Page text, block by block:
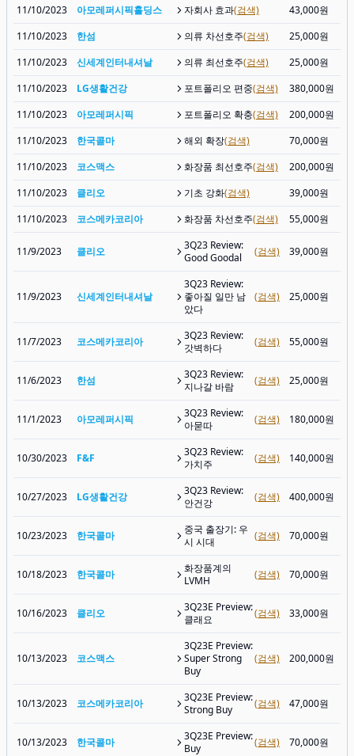
11/10/2023 아모레퍼시픽홀딩스 자회사 효과(검색) 43,000원
11/10/2023
한섬 의류 차선호주(검색) 25,000원
11/10/2023
신세계인터내셔날 의류 최선호주(검색) 25,000원
11/10/2023
LG생활건강 포트폴리오 편중(검색) 380,000원
11/10/2023
아모레퍼시픽 포트폴리오 확충(검색) 200,000원
11/10/2023
한국콜마 해외 확장(검색) 70,000원
11/10/2023
코스맥스 화장품 최선호주(검색) 200,000원
11/10/2023
클리오 기초 강화(검색) 39,000원
11/10/2023
코스메카코리아 화장품 차선호주(검색) 55,000원
11/9/2023 클리오
3Q23 Review:
Good Goodal
(검색) 39,000원
11/9/2023 신세계인터내셔날
3Q23 Review:
좋아질 일만 남
았다
(검색) 25,000원
11/7/2023 코스메카코리아
3Q23 Review:
갓벽하다
(검색) 55,000원
11/6/2023 한섬
3Q23 Review:
지나갈 바람
(검색) 25,000원
11/1/2023 아모레퍼시픽
3Q23 Review:
아묻따
(검색) 180,000원
10/30/2023 F&F
3Q23 Review:
가치주
(검색) 140,000원
10/27/2023 LG생활건강
3Q23 Review:
안건강
(검색) 400,000원
10/23/2023 한국콜마
중국 출장기: 우
시 시대
(검색) 70,000원
10/18/2023 한국콜마
화장품계의
LVMH
(검색) 70,000원
10/16/2023 클리오
3Q23E Preview:
클래요
(검색) 33,000원
10/13/2023 코스맥스
3Q23E Preview:
Super Strong
Buy
(검색) 200,000원
10/13/2023 코스메카코리아
3Q23E Preview:
Strong Buy
(검색) 47,000원
10/13/2023 한국콜마
3Q23E Preview:
Buy
(검색) 70,000원